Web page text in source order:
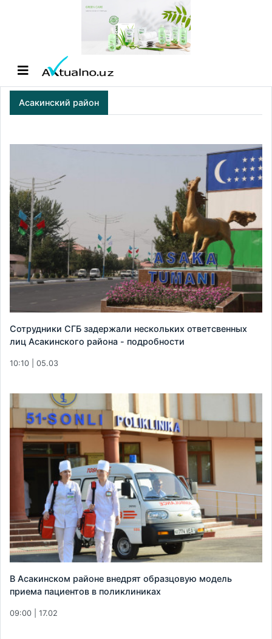
Асакинский район
Сотрудники СГБ задержали нескольких ответсвенных
лиц Асакинского района - подробности
10:10 | 05.03
В Асакинском районе внедрят образцовую модель
приема пациентов в поликлиниках
09:00 | 17.02